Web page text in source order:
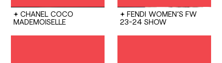
CHANEL COCO
MADEMOISELLE
FENDI WOMEN’S FW
23-24 SHOW